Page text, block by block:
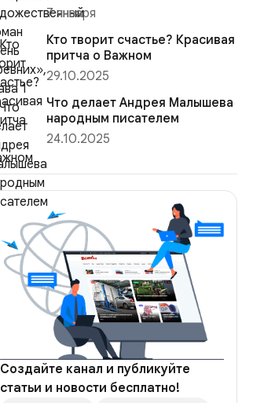
7 января
Кто творит счастье? Красивая
притча о Важном
29.10.2025
Что делает Андрея Малышева
народным писателем
24.10.2025
Создайте канал и публикуйте
статьи и новости бесплатно!